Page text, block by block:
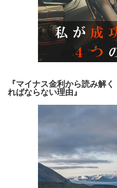
『マイナス金利から読み解
ればならない理由』